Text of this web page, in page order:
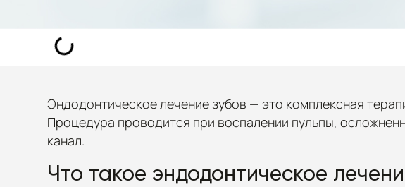
Эндодонтическое лечение зубов — это комплексная
Процедура проводится при воспалении пульпы,
канал.
Что такое эндодонтическое